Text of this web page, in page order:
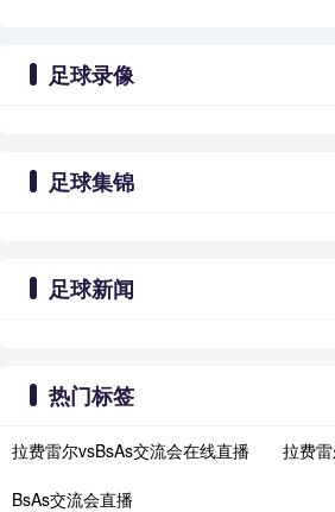
足球录像
足球集锦
足球新闻
热门标签
拉费雷尔vsBsAs交流会在线直播 拉费
BsAs交流会直播